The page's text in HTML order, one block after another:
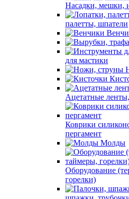
Насадки, мешки,
палетты, шпатели
для мастики
Ацетатные
Коврики
пергамент
Молды
Оборудование
горелки)